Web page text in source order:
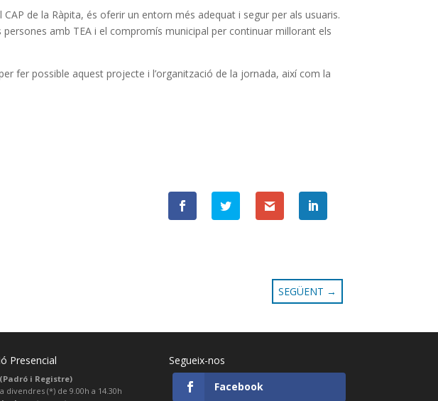
de la Ràpita, és oferir un entorn més adequat i segur per als usuaris.
amb TEA i el compromís municipal per continuar millorant els
fer possible aquest projecte i l’organització de la jornada, així com la
SEGÜENT →
Presencial
(Padró i Registre)
divendres (*) de 9.00h a 14.30h
Segueix-nos
Facebook